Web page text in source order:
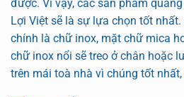
được. Vì vậy, các sản phẩm
Lợi Việt sẽ là sự lựa chọn tốt
chính là chữ inox, mặt chữ mica
chữ inox nổi sẽ treo ở chân hoặc
trên mái toà nhà vì chúng tốt